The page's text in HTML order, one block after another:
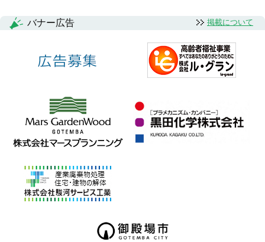
バナー広告 掲載について